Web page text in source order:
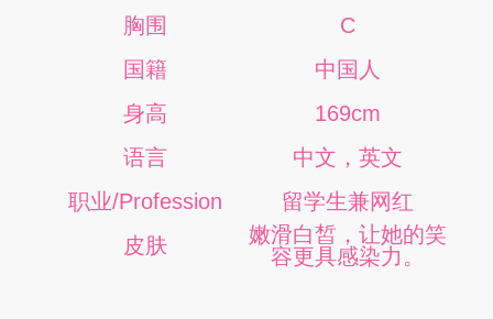
胸围
C
国籍
中国人
身高
169cm
语言
中文，英文
职业/Profession
留学生兼网红
皮肤
嫩滑白皙，让她的笑
容更具感染力。